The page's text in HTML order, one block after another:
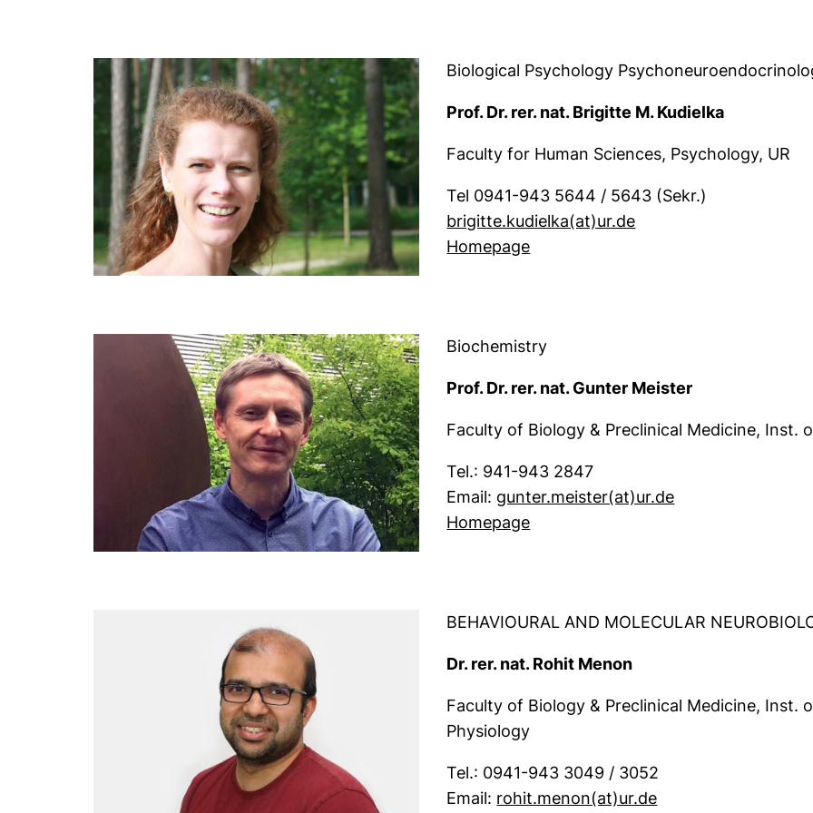
Biological Psychology
Prof. Dr. rer. nat. Brigitte M. Kudielka
Faculty for Human Sciences, Psychology, UR
Tel 0941-943 5644 / 5643 (Sekr.)
brigitte.kudielka​(at)​ur.de(öffnet Ihr E-Mail-
Homepage(externer Link, öffnet neues Fenster)
Biochemistry
Prof. Dr. rer. nat. Gunter Meister
Faculty of Biology & Preclinical Medicine, Inst.
Tel.: 941-943 2847
Email: gunter.meister​(at)​ur.de(öffnet Ihr E-Mail-
Homepage
BEHAVIOURAL AND MOLECULAR
Dr. rer. nat. Rohit Menon
Faculty of Biology & Preclinical Medicine, Inst.
Physiology
Tel.: 0941-943 3049 / 3052
Email: rohit.menon​(at)​ur.de(öffnet Ihr E-Mail-